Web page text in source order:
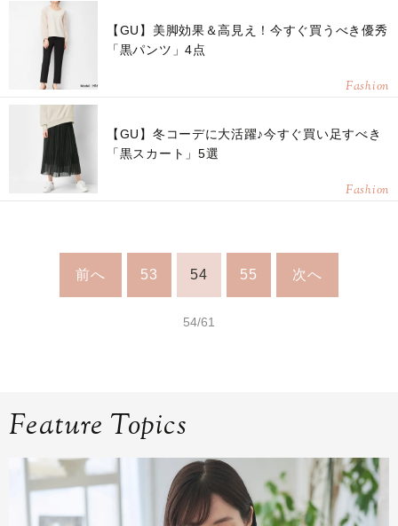
【GU】美脚効果＆高見え！今すぐ買うべき優秀
「黒パンツ」4点
Fashion
【GU】冬コーデに大活躍♪今すぐ買い足すべき
「黒スカート」5選
Fashion
前へ 53 54 55 次へ
54/61
Feature Topics